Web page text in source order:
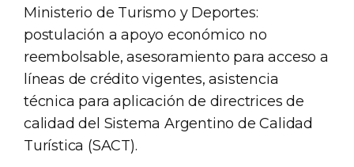
Ministerio de Turismo y Deportes:
postulación a apoyo económico no
reembolsable, asesoramiento para acceso a
líneas de crédito vigentes, asistencia
técnica para aplicación de directrices de
calidad del Sistema Argentino de Calidad
Turística (SACT).